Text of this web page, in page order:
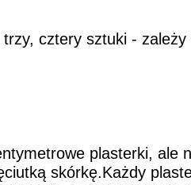
trzy, cztery sztuki -
plasterki, ale
skórkę.Każdy